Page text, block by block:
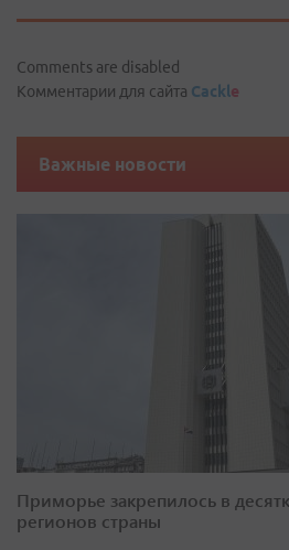
Comments are disabled
Комментарии для сайта Cackle
Важные новости
Приморье закрепилось в
регионов страны